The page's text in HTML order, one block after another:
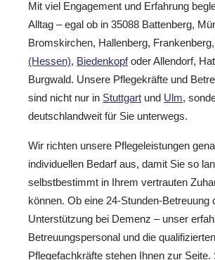
Mit viel Engagement und Erfahrung
Alltag – egal ob in 35088 Battenberg,
Bromskirchen, Hallenberg, Frankenberg,
(Hessen), Biedenkopfoder Allendorf,
Burgwald. Unsere Pflegekräfte und
sind nicht nur in Stuttgart und Ulm,
deutschlandweit für Sie unterwegs.
Wir richten unsere Pflegeleistungen
individuellen Bedarf aus, damit Sie so
selbstbestimmt in Ihrem vertrauten
können. Ob eine 24-Stunden-Betreuung
Unterstützung bei Demenz – unser
Betreuungspersonal und die qualifizierten
Pflegefachkräfte stehen Ihnen zur Seite.